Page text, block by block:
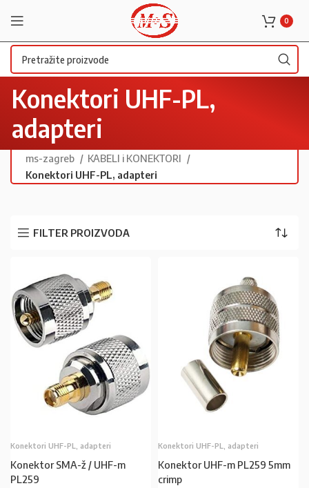
0
Konektori UHF-PL,
adapteri
ms-zagreb
KABELI i KONEKTORI
Konektori UHF-PL, adapteri
FILTER PROIZVODA
Konektori UHF-PL, adapteri
Konektor SMA-ž / UHF-m
PL259
Konektori UHF-PL, adapteri
Konektor UHF-m PL259 5mm
crimp